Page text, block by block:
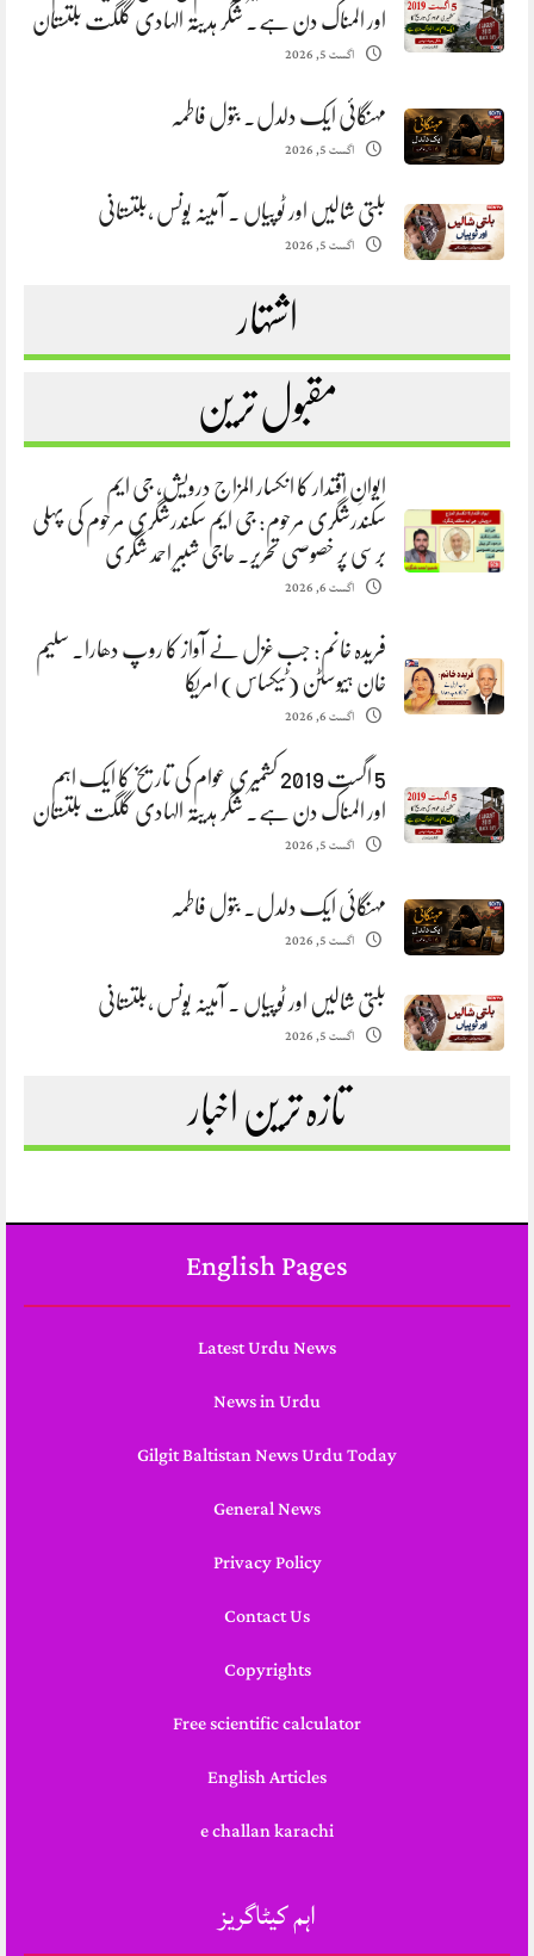
اور المناک دن ہے. شگر ہدیتہ الہادی گلگت بلتستان
اگست 5, 2026
مہنگائی ایک دلدل. بتول فاطمہ
اگست 5, 2026
بلتی شالیں اور ٹوپیاں . آمینہ یونس ،بلتستانی
اگست 5, 2026
اشتہار
مقبول ترین
ایوانِ اقتدار کا انکسار المزاج درویش، جی ایم
سکندرشگری مرحوم: جی ایم سکندرشگری مرحوم کی پہلی
برسی پر خصوصی تحریر. حاجی شبیر احمد شگری
اگست 6, 2026
فریدہ خانم: جب غزل نے آواز کا روپ دھارا. سلیم
خان ہیوسٹن (ٹیکساس) امریکا
اگست 6, 2026
5 اگست 2019 کشمیری عوام کی تاریخ کا ایک اہم
اور المناک دن ہے. شگر ہدیتہ الہادی گلگت بلتستان
اگست 5, 2026
مہنگائی ایک دلدل. بتول فاطمہ
اگست 5, 2026
بلتی شالیں اور ٹوپیاں . آمینہ یونس ،بلتستانی
اگست 5, 2026
تازہ ترین اخبار
English Pages
Latest Urdu News
News in Urdu
Gilgit Baltistan News Urdu Today
General News
Privacy Policy
Contact Us
Copyrights
Free scientific calculator
English Articles
e challan karachi
اہم کیٹاگریز